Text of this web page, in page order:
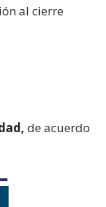
al cierre
de acuerdo